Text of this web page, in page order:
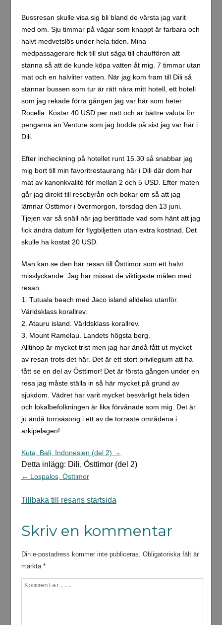
Bussresan skulle visa sig bli bland de värsta jag varit
med om. Sju timmar på vägar som knappt är farbara och
halvt medvetslös under hela tiden. Mina
medpassagerare fick till slut säga till chauffören att
stanna så att de kunde köpa vatten åt mig. 7 timmar utan
mat och en halvliter vatten. När jag kom fram till Dili så
stannar bussen som tur är rätt nära mitt hotell, ett hotell
som jag rekade förra gången jag var här som heter
Rocella. Kostar 40 USD per natt och är bättre valuta för
pengarna än Venture som jag bodde på sist jag var här i
Dili.
Efter incheckning på hotellet runt 15.30 så snabbar jag
mig bort till min favoritrestaurang här i Dili där dom har
mat av kanonkvalité för mellan 2 och 5 USD. Efter maten
går jag direkt till resebyrån och bokar om så att jag
lämnar Östtimor i övermorgon, torsdag den 13 juni.
Tjejen var så snäll när jag berättade vad som hänt att jag
fick ändra datum för flygbiljetten utan extra kostnad. Det
skulle ha kostat 20 USD.
Man kan se den här resan till Östtimor som ett halvt
misslyckande. Jag har missat de viktigaste målen med
resan.
1. Tutuala beach med Jaco island alldeles utanför.
Världsklass korallrev.
2. Atauru island. Världsklass korallrev.
3. Mount Ramelau. Landets högsta berg.
Alltihop är mycket trist men jag har ändå fått ut mycket
av resan trots det här. Det är ett stort privilegium att ha
fått se en del av Östtimor! Det är första gången under en
resa jag måste ställa in så här mycket på grund av
sjukdom. Vädret har varit mycket besvärligt hela tiden
och lokalbefolkningen är lika förvånade som mig. Det är
ju ändå torrsäsong i ett av de torraste områdena i
arkipelagen!
Kuta, Bali, Indonesien (del 2) →
Detta inlägg: Dili, Östtimor (del 2)
← Lospalos, Östtimor
Tillbaka till resans startsida
Skriv en kommentar
Din e-postadress kommer inte publiceras. Obligatoriska fält är
märkta *